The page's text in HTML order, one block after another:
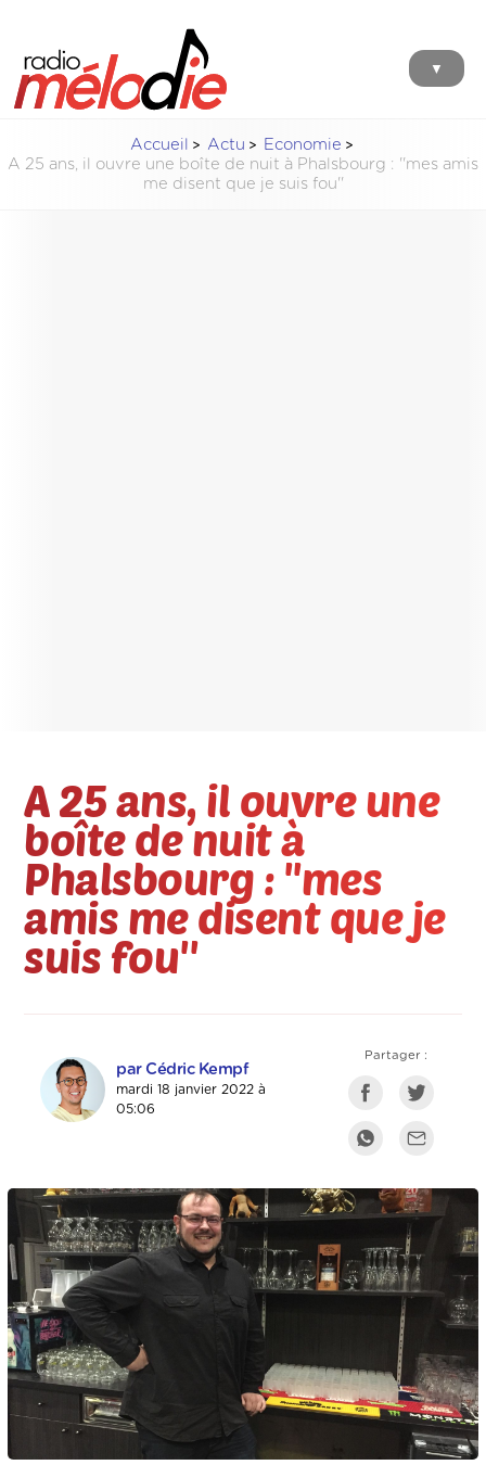
▼
Accueil Actu
Economie
A 25 ans, il ouvre une boîte de nuit à Phalsbourg : ''mes amis
me disent que je suis fou''
A 25 ans, il ouvre une
boîte de nuit à
Phalsbourg : ''mes
amis me disent que je
suis fou''
par Cédric Kempf
mardi 18 janvier 2022 à
05:06
Partager :